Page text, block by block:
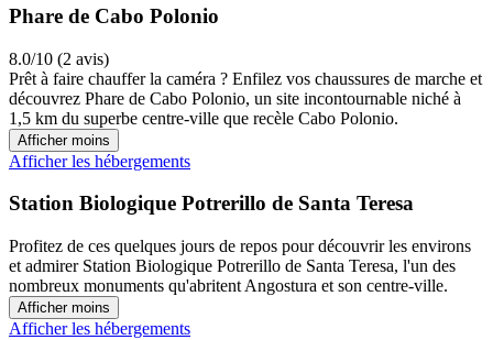
Phare de Cabo Polonio
8.0/10 (2 avis)
Prêt à faire chauffer la caméra ? Enfilez vos chaussures de marche et
découvrez Phare de Cabo Polonio, un site incontournable niché à
1,5 km du superbe centre-ville que recèle Cabo Polonio.
Afficher moins
Afficher les hébergements
Station Biologique Potrerillo de Santa Teresa
Profitez de ces quelques jours de repos pour découvrir les environs
et admirer Station Biologique Potrerillo de Santa Teresa, l'un des
nombreux monuments qu'abritent Angostura et son centre-ville.
Afficher moins
Afficher les hébergements